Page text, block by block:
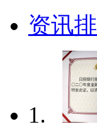
资讯
1.